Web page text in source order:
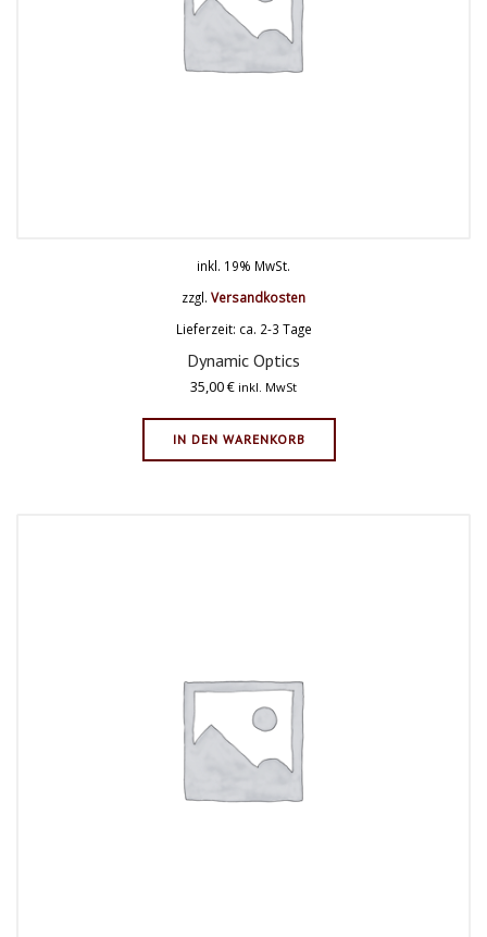
inkl. 19% MwSt.
zzgl. Versandkosten
Lieferzeit: ca. 2-3 Tage
Dynamic Optics
35,00€ inkl. MwSt
IN DEN WARENKORB